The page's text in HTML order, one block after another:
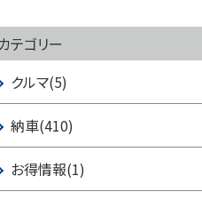
カテゴリー
クルマ(5)
納車(410)
お得情報(1)